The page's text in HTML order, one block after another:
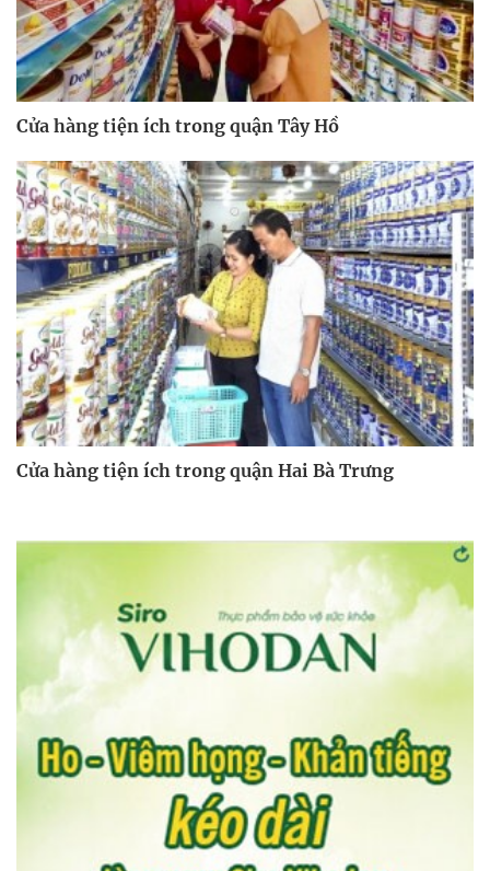
Cửa hàng tiện ích trong quận Tây Hồ
Cửa hàng tiện ích trong quận Hai Bà Trưng